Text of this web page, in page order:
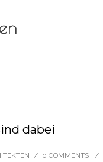
dabei
/ 0 COMMENTS /